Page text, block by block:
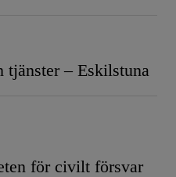
tjänster – Eskilstuna
för civilt försvar